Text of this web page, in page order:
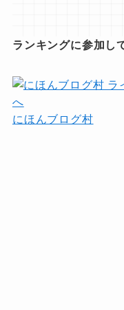
ランキングに参加し
にほんブログ村